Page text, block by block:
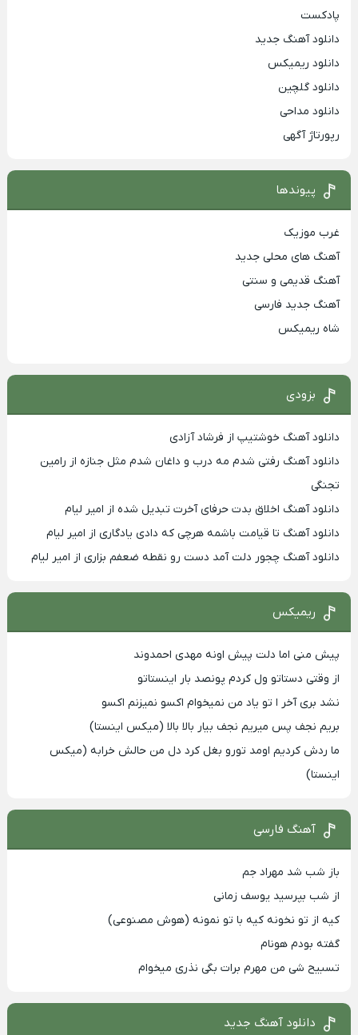
پادکست
دانلود آهنگ جدید
دانلود ریمیکس
دانلود گلچین
دانلود مداحی
رپورتاژ آگهی
پیوندها
غرب موزیک
آهنگ های محلی جدید
آهنگ قدیمی و سنتی
آهنگ جدید فارسی
شاه ریمیکس
بزودی
دانلود آهنگ خوشتیپ از فرشاد آزادی
دانلود آهنگ رفتی شدم مه درب و داغان شدم مثل جنازه از رامین
تجنگی
دانلود آهنگ اخلاق بدت حرفای آخرت تبدیل شده از امیر لیام
دانلود آهنگ تا قیامت باشمه هرچی که دادی یادگاری از امیر لیام
دانلود آهنگ چجور دلت آمد دست رو نقطه ضعفم بزاری از امیر لیام
ریمیکس
پیش منی اما دلت پیش اونه مهدی احمدوند
از وقتی دستاتو ول کردم پونصد بار اینستاتو
نشد بری آخر ا تو یاد من نمیخوام اکسو نمیزنم اکسو
بریم نجف پس میریم نجف بیار بالا بالا (میکس اینستا)
ما ردش کردیم اومد تورو بغل کرد دل من حالش خرابه (میکس
اینستا)
آهنگ فارسی
باز شب شد مهراد جم
از شب بپرسید یوسف زمانی
کیه از تو نخونه کیه با تو نمونه (هوش مصنوعی)
گفته بودم هونام
تسبیح شی من مهرم برات بگی نذری میخوام
دانلود آهنگ جدید